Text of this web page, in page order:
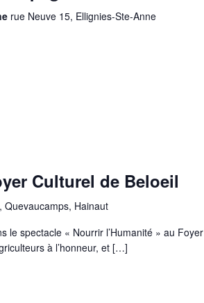
rue Neuve 15, Ellignies-Ste-Anne
Culturel de Beloeil
Quevaucamps, Hainaut
le spectacle « Nourrir l’Humanité » au Foyer
à l’honneur, et […]